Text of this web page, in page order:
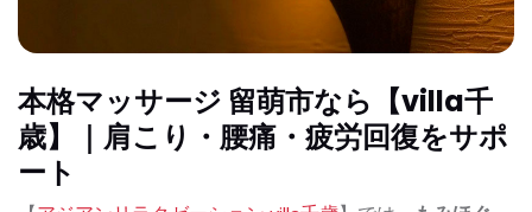
本格マッサージ 留萌市なら【villa千
歳】｜肩こり・腰痛・疲労回復をサポ
ート